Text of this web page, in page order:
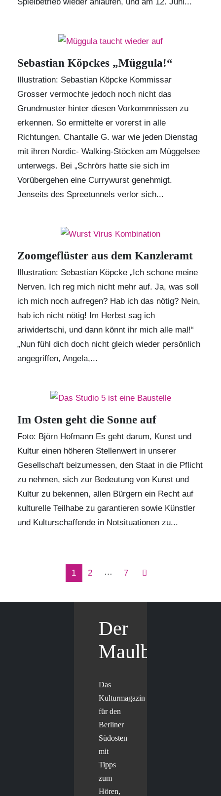
Sebastian Köpckes „Müggula!“
Illustration: Sebastian Köpcke Kommissar
Grosser vermochte jedoch noch nicht das
Grundmuster hinter diesen Vorkommnissen zu
erkennen. So ermittelte er vorerst in alle
Richtungen. Chantalle G. war wie jeden Dienstag
mit ihren Nordic- Walking-Stöcken am Müggelsee
unterwegs. Bei „Schrörs hatte sie sich im
Vorübergehen eine Currywurst genehmigt.
Jenseits des Spreetunnels verlor sich...
Zoomgeflüster aus dem Kanzleramt
Illustration: Sebastian Köpcke „Ich schone meine
Nerven. Ich reg mich nicht mehr auf. Ja, was soll
ich mich noch aufregen? Hab ich das nötig? Nein,
hab ich nicht nötig! Im Herbst sag ich
ariwidertschi, und dann könnt ihr mich alle mal!“
„Nun fühl dich doch nicht gleich wieder persönlich
angegriffen, Angela,...
Im Osten geht die Sonne auf
Foto: Björn Hofmann Es geht darum, Kunst und
Kultur einen höheren Stellenwert in unserer
Gesellschaft beizumessen, den Staat in die Pflicht
zu nehmen, sich zur Bedeutung von Kunst und
Kultur zu bekennen, allen Bürgern ein Recht auf
kulturelle Teilhabe zu garantieren sowie Künstler
und Kulturschaffende in Notsituationen zu...
1 2 … 7
Der
Maulbär
Das
Kulturmagazin
für den
Berliner
Südosten
mit
Tipps
zum
Hören,